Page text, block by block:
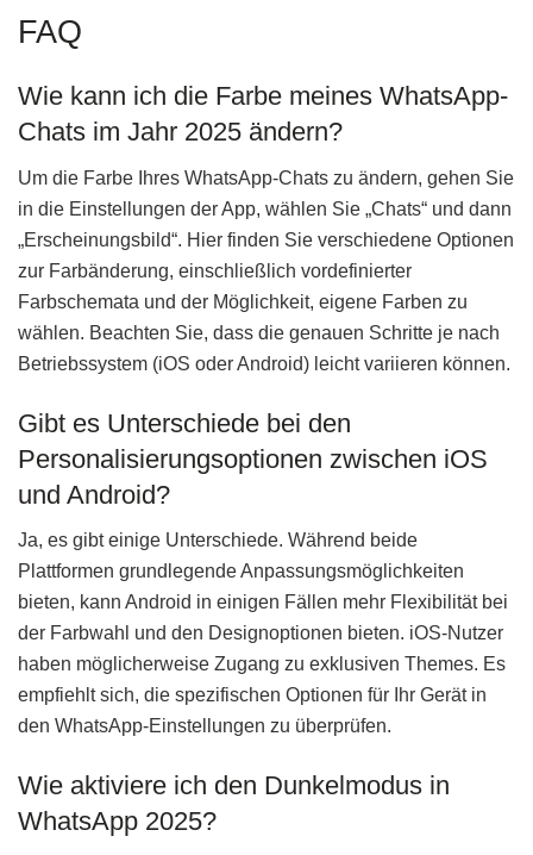
FAQ
Wie kann ich die Farbe meines WhatsApp-
Chats im Jahr 2025 ändern?
Um die Farbe Ihres WhatsApp-Chats zu ändern, gehen Sie
in die Einstellungen der App, wählen Sie „Chats“ und dann
„Erscheinungsbild“. Hier finden Sie verschiedene Optionen
zur Farbänderung, einschließlich vordefinierter
Farbschemata und der Möglichkeit, eigene Farben zu
wählen. Beachten Sie, dass die genauen Schritte je nach
Betriebssystem (iOS oder Android) leicht variieren können.
Gibt es Unterschiede bei den
Personalisierungsoptionen zwischen iOS
und Android?
Ja, es gibt einige Unterschiede. Während beide
Plattformen grundlegende Anpassungsmöglichkeiten
bieten, kann Android in einigen Fällen mehr Flexibilität bei
der Farbwahl und den Designoptionen bieten. iOS-Nutzer
haben möglicherweise Zugang zu exklusiven Themes. Es
empfiehlt sich, die spezifischen Optionen für Ihr Gerät in
den WhatsApp-Einstellungen zu überprüfen.
Wie aktiviere ich den Dunkelmodus in
WhatsApp 2025?